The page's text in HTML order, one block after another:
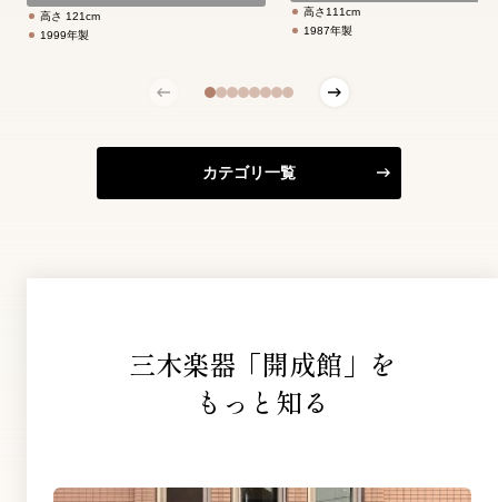
高さ 121cm
1999年製
高さ111cm
1987年製
カテゴリ一覧
三木楽器「開成館」を
もっと知る